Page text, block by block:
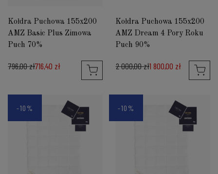
Kołdra Puchowa 155x200
AMZ Basic Plus Zimowa
Puch 70%
796,00 zł716,40 zł
Kołdra Puchowa 155x200
AMZ Dream 4 Pory Roku
Puch 90%
2 000,00 zł1 800,00 zł
-10% -10%